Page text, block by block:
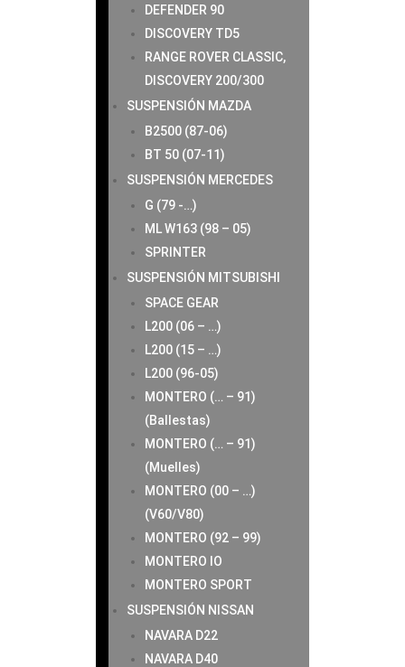
DEFENDER 90
DISCOVERY TD5
RANGE ROVER CLASSIC,
DISCOVERY 200/300
SUSPENSIÓN MAZDA
B2500 (87-06)
BT 50 (07-11)
SUSPENSIÓN MERCEDES
G (79 -…)
ML W163 (98 – 05)
SPRINTER
SUSPENSIÓN MITSUBISHI
SPACE GEAR
L200 (06 – …)
L200 (15 – …)
L200 (96-05)
MONTERO (… – 91)
(Ballestas)
MONTERO (… – 91)
(Muelles)
MONTERO (00 – …)
(V60/V80)
MONTERO (92 – 99)
MONTERO IO
MONTERO SPORT
SUSPENSIÓN NISSAN
NAVARA D22
NAVARA D40